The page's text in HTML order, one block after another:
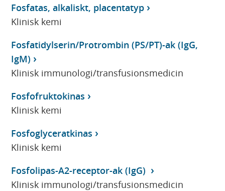
Fosfatas, alkaliskt, placentatyp
Klinisk kemi
Fosfatidylserin/Protrombin (PS/PT)-ak (IgG,
IgM)
Klinisk immunologi/transfusionsmedicin
Fosfofruktokinas
Klinisk kemi
Fosfoglyceratkinas
Klinisk kemi
Fosfolipas-A2-receptor-ak (IgG)
Klinisk immunologi/transfusionsmedicin